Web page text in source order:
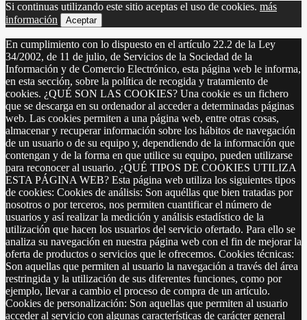
Si continuas utilizando este sitio aceptas el uso de cookies. más
información
Aceptar
En cumplimiento con lo dispuesto en el artículo 22.2 de la Ley
34/2002, de 11 de julio, de Servicios de la Sociedad de la
Información y de Comercio Electrónico, esta página web le informa,
en esta sección, sobre la política de recogida y tratamiento de
cookies. ¿QUÉ SON LAS COOKIES? Una cookie es un fichero
que se descarga en su ordenador al acceder a determinadas páginas
web. Las cookies permiten a una página web, entre otras cosas,
almacenar y recuperar información sobre los hábitos de navegación
de un usuario o de su equipo y, dependiendo de la información que
contengan y de la forma en que utilice su equipo, pueden utilizarse
para reconocer al usuario. ¿QUÉ TIPOS DE COOKIES UTILIZA
ESTA PÁGINA WEB? Esta página web utiliza los siguientes tipos
de cookies: Cookies de análisis: Son aquéllas que bien tratadas por
nosotros o por terceros, nos permiten cuantificar el número de
usuarios y así realizar la medición y análisis estadístico de la
utilización que hacen los usuarios del servicio ofertado. Para ello se
analiza su navegación en nuestra página web con el fin de mejorar la
oferta de productos o servicios que le ofrecemos. Cookies técnicas:
Son aquellas que permiten al usuario la navegación a través del área
restringida y la utilización de sus diferentes funciones, como por
ejemplo, llevar a cambio el proceso de compra de un artículo.
Cookies de personalización: Son aquellas que permiten al usuario
acceder al servicio con algunas características de carácter general